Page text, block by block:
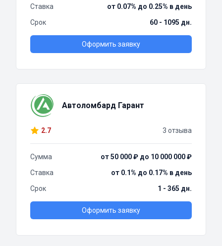
Ставка
от 0.07% до 0.25% в день
Срок
60 - 1095 дн.
Оформить заявку
Автоломбард Гарант
2.7 3 отзыва
Сумма
от 50 000 ₽ до 10 000 000 ₽
Ставка
от 0.1% до 0.17% в день
Срок
1 - 365 дн.
Оформить заявку